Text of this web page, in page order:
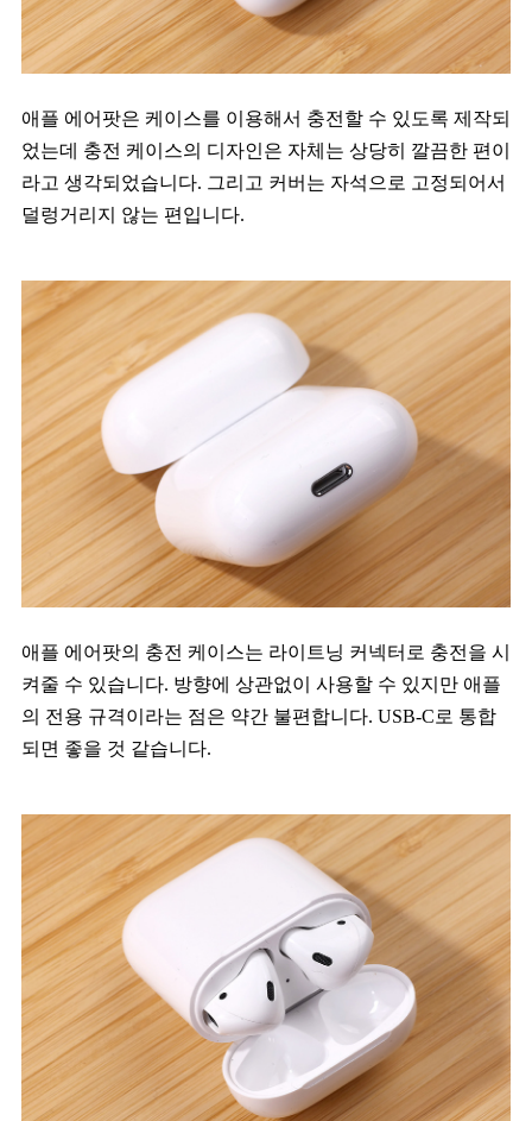
애플 에어팟은 케이스를 이용해서 충전할 수 있도록 제작되
었는데 충전 케이스의 디자인은 자체는 상당히 깔끔한 편이
라고 생각되었습니다. 그리고 커버는 자석으로 고정되어서
덜렁거리지 않는 편입니다.
애플 에어팟의 충전 케이스는 라이트닝 커넥터로 충전을 시
켜줄 수 있습니다. 방향에 상관없이 사용할 수 있지만 애플
의 전용 규격이라는 점은 약간 불편합니다. USB-C로 통합
되면 좋을 것 같습니다.